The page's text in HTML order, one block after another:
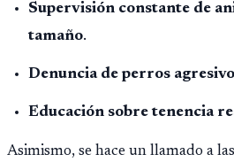
Supervisión constante de
tamaño.
Denuncia de perros
Educación sobre tenencia
Asimismo, se hace un llamado a